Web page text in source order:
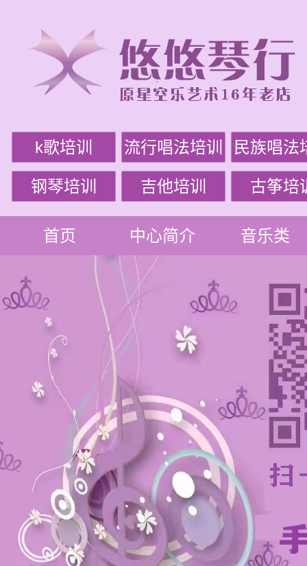
k歌培训 流行唱法培训 民族唱法
钢琴培训 吉他培训 古筝培
首页 中心简介 音乐类